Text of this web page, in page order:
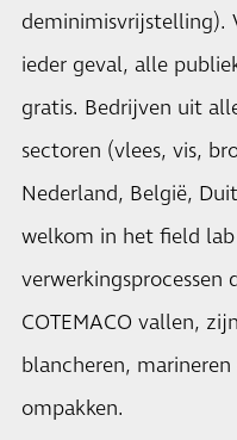
deminimisvrijstelling).
ieder geval, alle
gratis. Bedrijven uit
sectoren (vlees, vis,
Nederland, België,
welkom in het field
verwerkingsprocessen
COTEMACO vallen,
blancheren,
ompakken.